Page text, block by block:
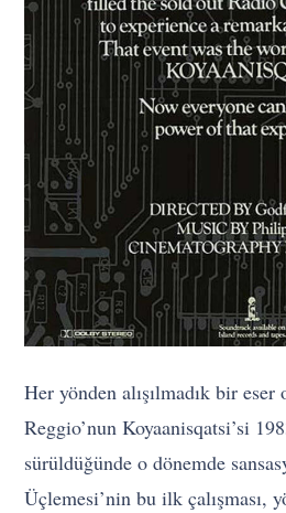
Her yönden alışılmadık bir
Reggio’nun Koyaanisqatsi’si
sürüldüğünde o dönemde
Üçlemesi’nin bu ilk çalışması,